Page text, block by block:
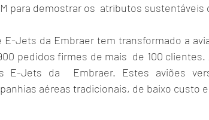
para demostrar os  atributos sustentáveis
E-Jets da Embraer tem transformado a
pedidos firmes de mais  de 100
E-Jets da  Embraer. Estes aviões
aéreas tradicionais, de baixo custo